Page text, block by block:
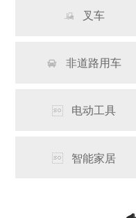
 叉车
 非道路用车
 电动工具
 智能家居